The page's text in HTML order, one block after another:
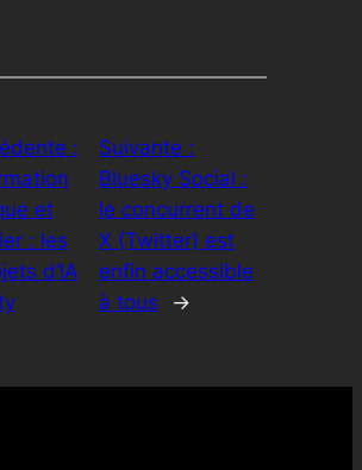
:
et
: les
d’IA
Suivante :
Bluesky Social :
le concurrent de
X (Twitter) est
enfin accessible
à tous
→